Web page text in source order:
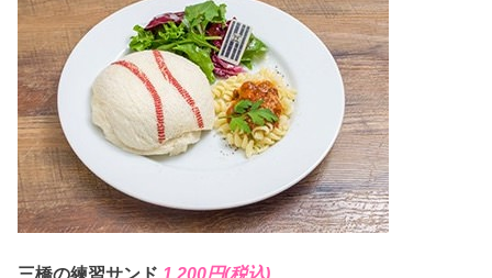
三橋の練習サンド1,200円(税込)